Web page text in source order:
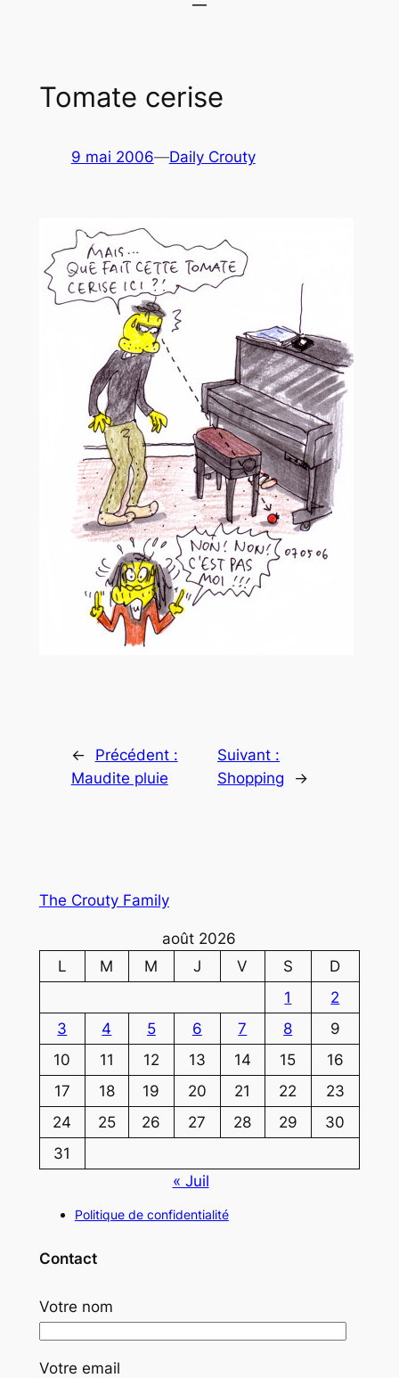
Tomate cerise
9 mai 2006—Daily Crouty
←
Précédent :
Maudite pluie
Suivant :
Shopping
→
The Crouty Family
août 2026
L
M M J V S
D
1
2
3
4 5 6 7 8
9
10
11 12 13 14 15
16
17
18 19 20 21 22
23
24
25 26 27 28 29
30
31
« Juil
Politique de confidentialité
Contact
Votre nom
Votre email